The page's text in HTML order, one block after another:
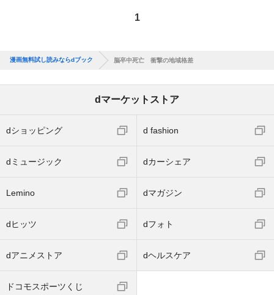
1
漫画無料試し読みならdブック 脳卒中死亡 衝撃の地域格差
dマーケットストア
dショッピング d fashion
dミュージック dカーシェア
Lemino dマガジン
dヒッツ dフォト
dアニメストア dヘルスケア
ドコモスポーツくじ